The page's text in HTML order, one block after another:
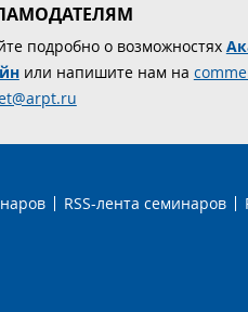
подробно о возможностях
или напишите нам на
RSS-лента семинаров